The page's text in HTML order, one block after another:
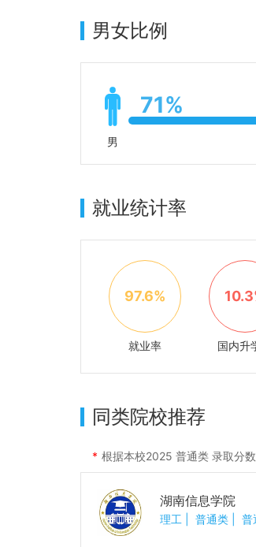
男女比例
男
71%
就业统计率
97.6%
就业率 国内升
同类院校推荐
根据本校2025 普通类 录取分
湖南信息学院
理工 普通类 普